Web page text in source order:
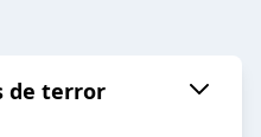
de terror